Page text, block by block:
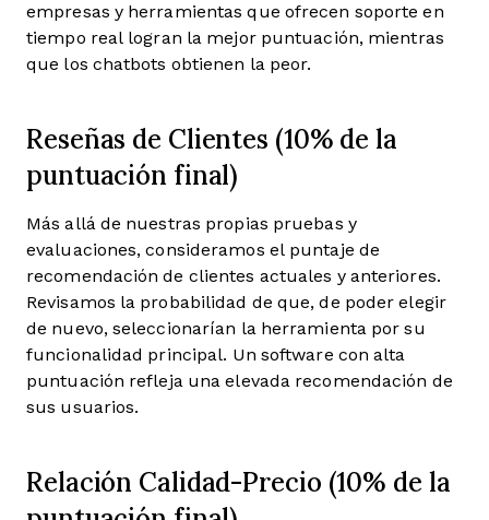
empresas y herramientas que ofrecen soporte en
tiempo real logran la mejor puntuación, mientras
que los chatbots obtienen la peor.
Reseñas de Clientes (10% de la
puntuación final)
Más allá de nuestras propias pruebas y
evaluaciones, consideramos el puntaje de
recomendación de clientes actuales y anteriores.
Revisamos la probabilidad de que, de poder elegir
de nuevo, seleccionarían la herramienta por su
funcionalidad principal. Un software con alta
puntuación refleja una elevada recomendación de
sus usuarios.
Relación Calidad-Precio (10% de la